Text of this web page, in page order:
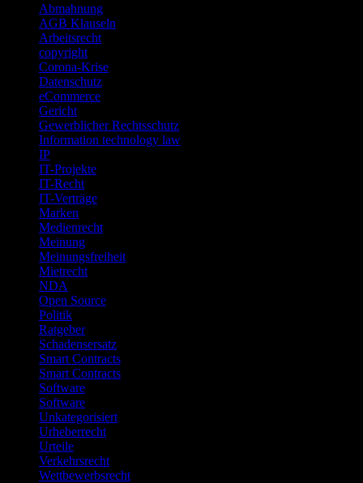
Abmahnung
AGB Klauseln
Arbeitsrecht
copyright
Corona-Krise
Datenschutz
eCommerce
Gericht
Gewerblicher Rechtsschutz
Information technology law
IP
IT-Projekte
IT-Recht
IT-Verträge
Marken
Medienrecht
Meinung
Meinungsfreiheit
Mietrecht
NDA
Open Source
Politik
Ratgeber
Schadensersatz
Smart Contracts
Smart Contracts
Software
Software
Unkategorisiert
Urheberrecht
Urteile
Verkehrsrecht
Wettbewerbsrecht